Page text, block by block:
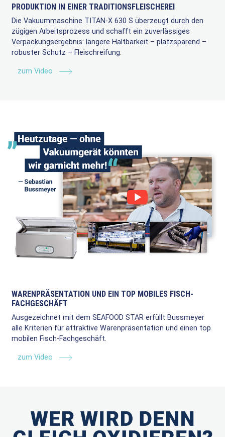
PRODUKTION IN EINER TRADITIONSFLEISCHEREI
Die Vakuummaschine TITAN-X 630 S überzeugt durch den
zügigen Arbeitsprozess und schafft ein zuverlässiges
Verpackungsergebnis: längere Haltbarkeit – platzsparend –
robuster Schutz – Fleischreifung.
zum Video
WARENPRÄSENTATION UND EIN TOP MOBILES FISCH-
FACHGESCHÄFT
Ausgezeichnet mit dem SEAFOOD STAR erfüllt Bussmeyer
alle Kriterien für attraktive Warenpräsentation und einen top
mobilen Fisch-Fachgeschäft.
zum Video